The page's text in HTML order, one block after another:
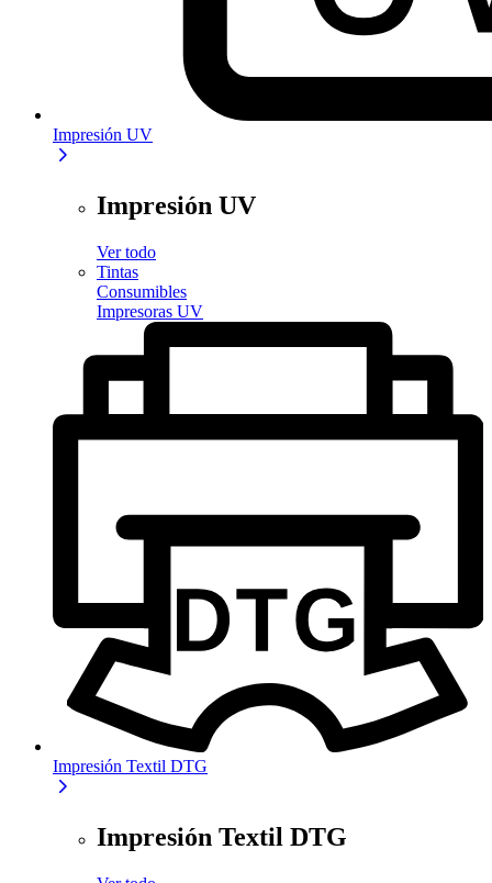
Impresión UV
Impresión UV
Ver todo
Tintas
Consumibles
Impresoras UV
Impresión Textil DTG
Impresión Textil DTG